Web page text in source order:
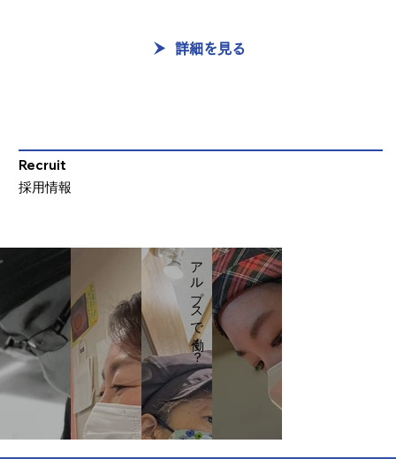
詳細を見る
Recruit
採用情報
アルプスで働く？